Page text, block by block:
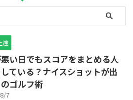
達
い日でもスコアをまとめる人
ている？ナイスショットが出
ゴルフ術
7